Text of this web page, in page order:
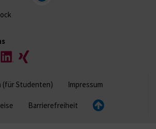
LinkedIn
Xing
(für Studenten) Impressum
Barrierefreiheit